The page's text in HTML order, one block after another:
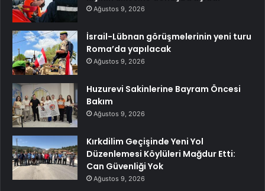
Ağustos 9, 2026
İsrail-Lübnan görüşmelerinin yeni turu
Roma’da yapılacak
Ağustos 9, 2026
Huzurevi Sakinlerine Bayram Öncesi
Bakım
Ağustos 9, 2026
Kırkdilim Geçişinde Yeni Yol
Düzenlemesi Köylüleri Mağdur Etti:
Can Güvenliği Yok
Ağustos 9, 2026